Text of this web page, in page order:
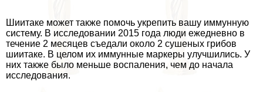
Шиитаке может также помочь укрепить вашу иммунную
систему. В исследовании 2015 года люди ежедневно в
течение 2 месяцев съедали около 2 сушеных грибов
шиитаке. В целом их иммунные маркеры улучшились. У
них также было меньше воспаления, чем до начала
исследования.